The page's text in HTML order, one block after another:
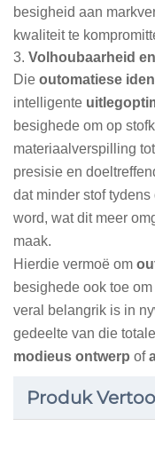
besigheid aan
kwaliteit te
3. Volhoubaarheid
Die outomatiese
intelligente
besighede om op
materiaalverspilling
presisie en
dat minder stof
word, wat dit meer
maak.
Hierdie vermoë om
besighede ook toe
veral belangrik is in
gedeelte van die
modieus ontwerp of
Produk